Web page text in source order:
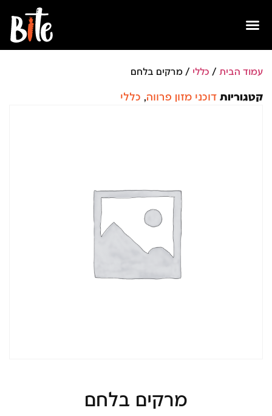
מרקים בלחם
קטגוריות דוכני מזון פרווה, כללי
עמוד הבית / כללי / מרקים בלחם